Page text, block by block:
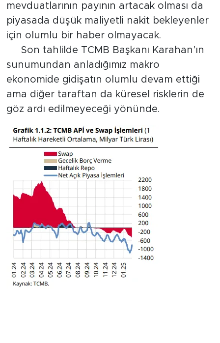
mevduatlarının payının artacak olması da
piyasada düşük maliyetli nakit bekleyenler
için olumlu bir haber olmayacak.
Son tahlilde TCMB Başkanı Karahan’ın
sunumundan anladığımız makro
ekonomide gidişatın olumlu devam ettiği
ama diğer taraftan da küresel risklerin de
göz ardı edilmeyeceği yönünde.